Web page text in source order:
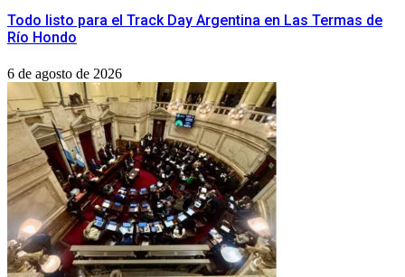
Todo listo para el Track Day Argentina en Las Termas de
Río Hondo
6 de agosto de 2026